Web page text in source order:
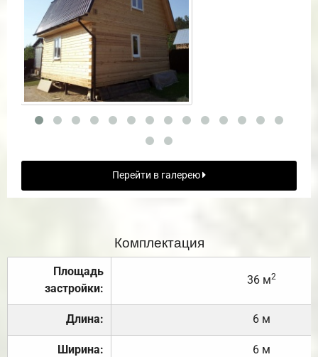
Перейти в галерею
Комплектация
Площадь
застройки:
36 м2
Длина: 6 м
Ширина: 6 м